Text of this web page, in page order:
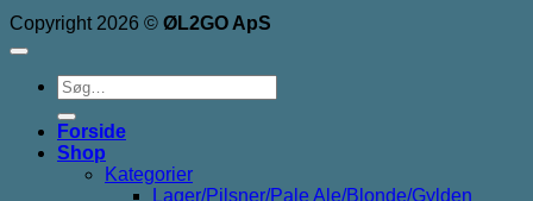
Copyright 2026 © ØL2GO ApS
Søg
efter:
Forside
Shop
Kategorier
Lager/Pilsner/Pale Ale/Blonde/Gylden